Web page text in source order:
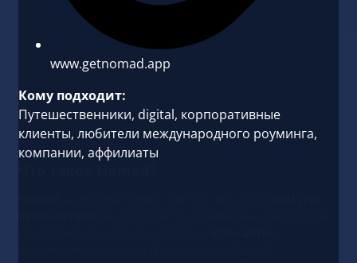
www.getnomad.app
Кому подходит:
Путешественники, digital, корпоративные
клиенты, любители международного роуминга,
компании, аффилиаты